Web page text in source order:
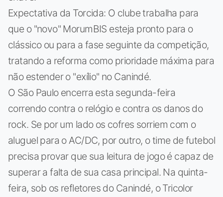
Expectativa da Torcida: O clube trabalha para
que o "novo" MorumBIS esteja pronto para o
clássico ou para a fase seguinte da competição,
tratando a reforma como prioridade máxima para
não estender o "exílio" no Canindé.
O São Paulo encerra esta segunda-feira
correndo contra o relógio e contra os danos do
rock. Se por um lado os cofres sorriem com o
aluguel para o AC/DC, por outro, o time de futebol
precisa provar que sua leitura de jogo é capaz de
superar a falta de sua casa principal. Na quinta-
feira, sob os refletores do Canindé, o Tricolor